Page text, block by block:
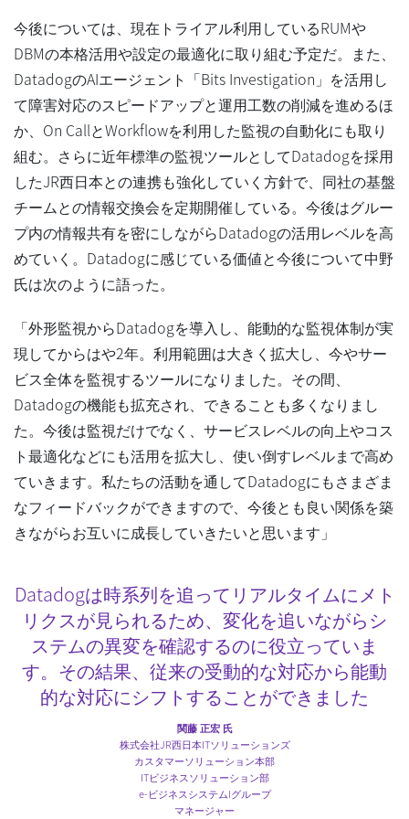
今後については、現在トライアル利用しているRUMや
DBMの本格活用や設定の最適化に取り組む予定だ。また、
DatadogのAIエージェント「Bits Investigation」を活用し
て障害対応のスピードアップと運用工数の削減を進めるほ
か、On CallとWorkflowを利用した監視の自動化にも取り
組む。さらに近年標準の監視ツールとしてDatadogを採用
したJR西日本との連携も強化していく方針で、同社の基盤
チームとの情報交換会を定期開催している。今後はグルー
プ内の情報共有を密にしながらDatadogの活用レベルを高
めていく。Datadogに感じている価値と今後について中野
氏は次のように語った。
「外形監視からDatadogを導入し、能動的な監視体制が実
現してからはや2年。利用範囲は大きく拡大し、今やサー
ビス全体を監視するツールになりました。その間、
Datadogの機能も拡充され、できることも多くなりまし
た。今後は監視だけでなく、サービスレベルの向上やコス
ト最適化などにも活用を拡大し、使い倒すレベルまで高め
ていきます。私たちの活動を通してDatadogにもさまざま
なフィードバックができますので、今後とも良い関係を築
きながらお互いに成長していきたいと思います」
Datadogは時系列を追ってリアルタイムにメト
リクスが見られるため、変化を追いながらシ
ステムの異変を確認するのに役立っていま
す。その結果、従来の受動的な対応から能動
的な対応にシフトすることができました
関藤 正宏 氏
株式会社JR西日本ITソリューションズ
カスタマーソリューション本部
ITビジネスソリューション部
e-ビジネスシステムIグループ
マネージャー